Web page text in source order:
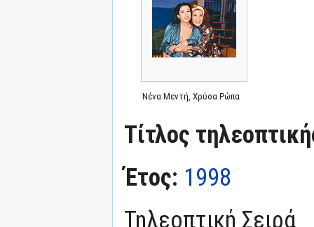
Νένα Μεντή, Χρύσα Ρώπα
Τίτλος
Έτος: 1998
Τηλεοπτική Σειρά